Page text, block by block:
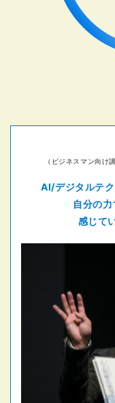
（ビジネスマン向け
AI/デジタルテク
自分の
感じて